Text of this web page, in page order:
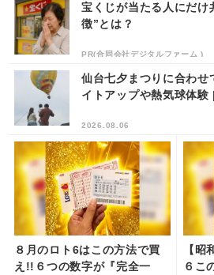
宝くじが当たる人にだけ
徴”とは？
PR(合同会社デジタルファーム )
仙台七夕まつりに合わ
イトアップや熱気球体
2026.08.06
８月のロト6はこの方法で買
え!!６つの数字が『完全一
【昭
６こ